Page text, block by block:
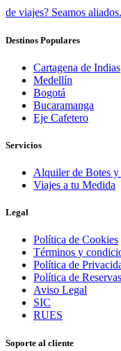
de viajes? Seamos aliados.
Destinos Populares
Cartagena de Indias
Medellín
Bogotá
Bucaramanga
Eje Cafetero
Servicios
Alquiler de Botes y
Viajes a tu Medida
Legal
Política de Cookies
Términos y
Política de
Política de
Aviso Legal
SIC
RUES
Soporte al cliente